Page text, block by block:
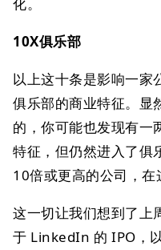
10X俱乐部
以上这十条是影响一家
俱乐部的商业特征。显
的，你可能也发现有一
特征，但仍然进入了俱
10倍或更高的公司，在
这一切让我们想到了
于 LinkedIn 的 IPO，